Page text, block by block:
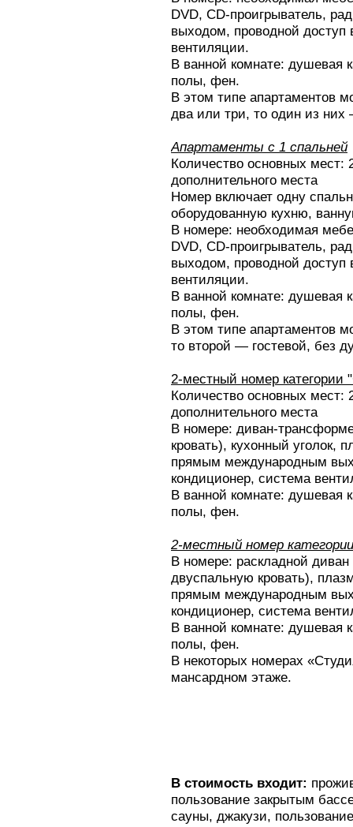
DVD, CD-проигрыватель,
выходом, проводной доступ
вентиляции.
В ванной комнате: душевая
полы, фен.
В этом типе апартаментов
два или три, то один из
Апартаменты с 1 спальней
Количество основных мест:
дополнительного места
Номер включает одну
оборудованную кухню,
В номере: необходимая
DVD, CD-проигрыватель,
выходом, проводной доступ
вентиляции.
В ванной комнате: душевая
полы, фен.
В этом типе апартаментов
то второй — гостевой, без
2-местный номер категории
Количество основных мест:
дополнительного места
В номере: диван-
кровать), кухонный уголок,
прямым международным
кондиционер, система
В ванной комнате: душевая
полы, фен.
2-местный номер
В номере: раскладной
двуспальную кровать),
прямым международным
кондиционер, система
В ванной комнате: душевая
полы, фен.
В некоторых номерах
мансардном этаже.
В стоимость входит:
пользование закрытым
сауны, джакузи,